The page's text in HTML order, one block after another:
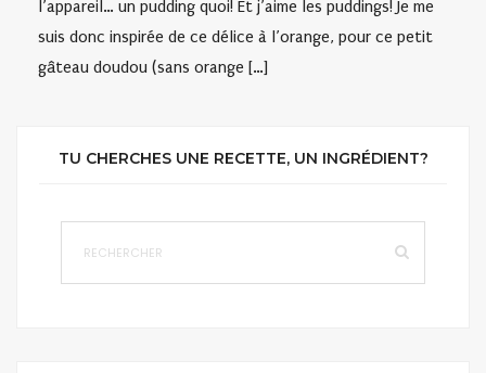
l’appareil… un pudding quoi! Et j’aime les puddings! Je me
suis donc inspirée de ce délice à l’orange, pour ce petit
gâteau doudou (sans orange […]
TU CHERCHES UNE RECETTE, UN INGRÉDIENT?